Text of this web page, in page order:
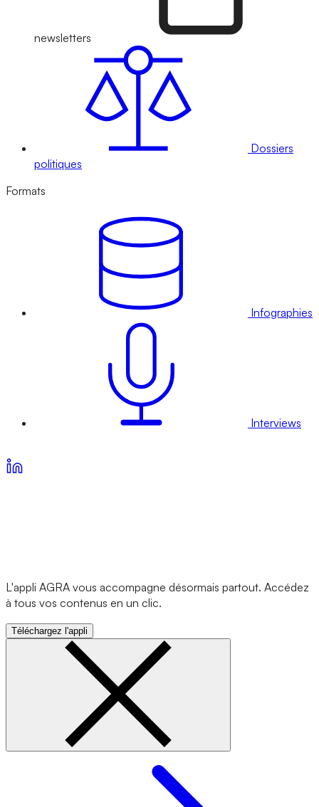
newsletters
Dossiers
politiques
Formats
Infographies
Interviews
L'appli AGRA vous accompagne désormais partout. Accédez
à tous vos contenus en un clic.
Téléchargez l'appli